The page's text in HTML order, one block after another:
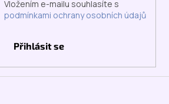
Vložením e-mailu souhlasíte s
podmínkami ochrany osobních údajů
Přihlásit se